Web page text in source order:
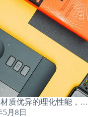
质优异的理化性能，…
5月8日